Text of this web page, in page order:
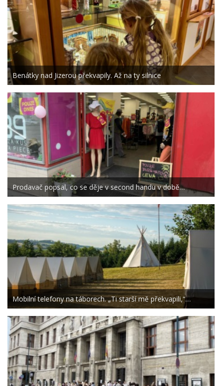
Benátky nad Jizerou překvapily. Až na ty silnice
Prodavač popsal, co se děje v second handu v době…
Mobilní telefony na táborech. „Ti starší mě překvapili,“…